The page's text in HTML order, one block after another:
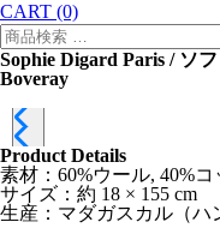
CART (0)
検
索
対
象:
Sophie Digard Paris / ソ
Boveray
Product Details
素材：60%ウール, 40%コ
サイズ：約 18 × 155 cm
生産：マダガスカル（ハ